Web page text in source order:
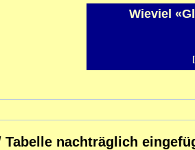
Wieviel
[
nachträglich